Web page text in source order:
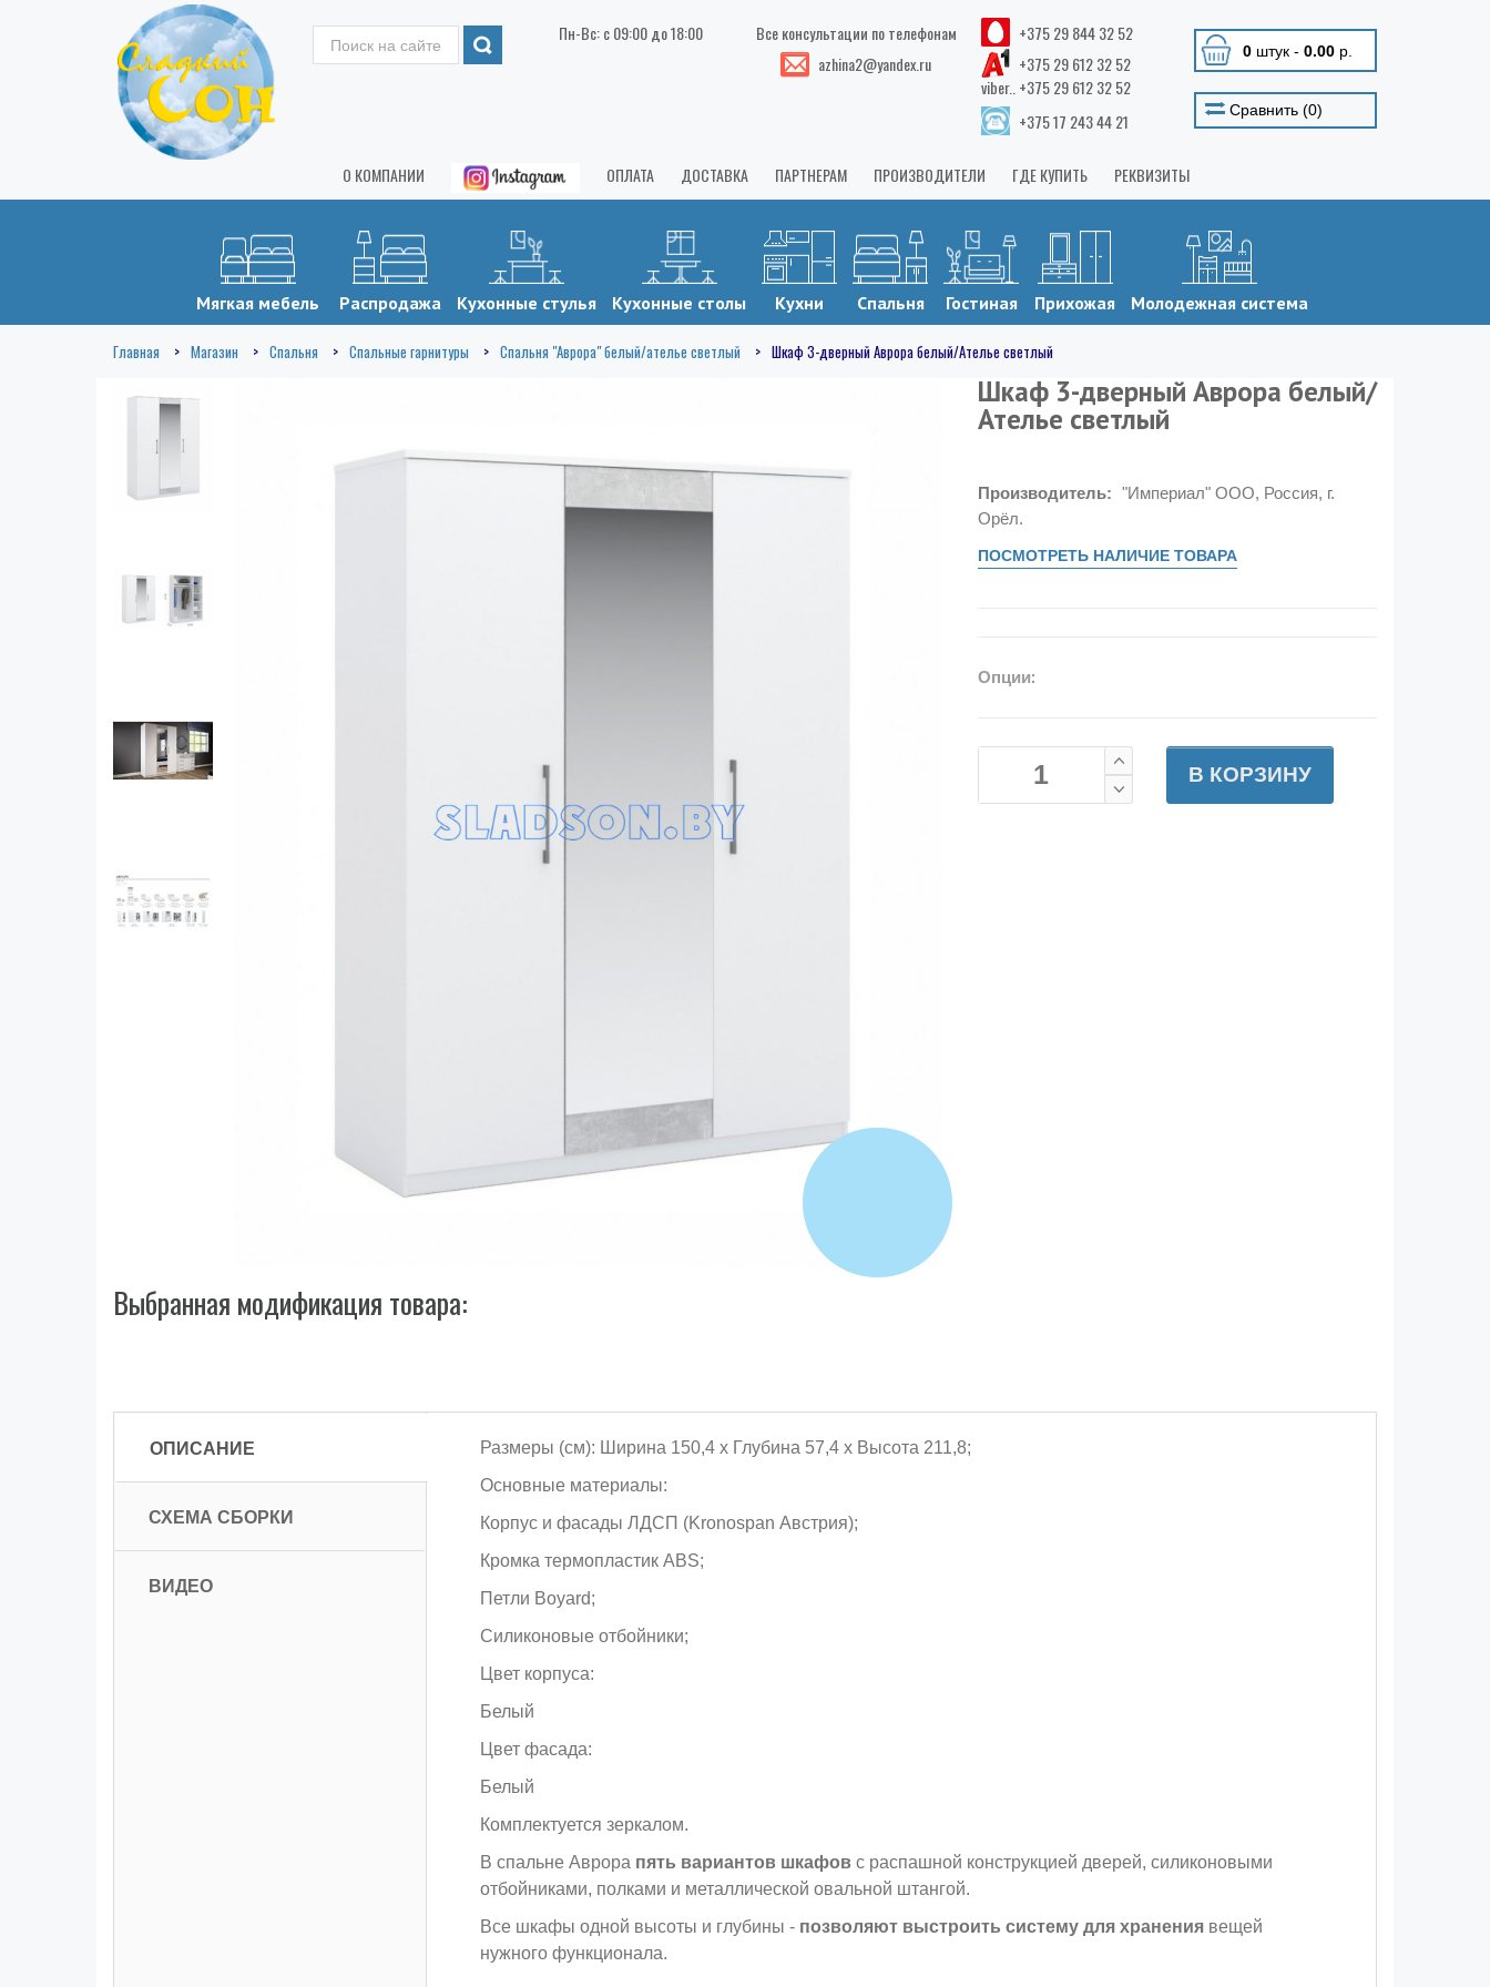
Пн-Вс: с 09:00 до 18:00
Все консультации по телефонам
azhina2@yandex.ru
+375 29 844 32 52
+375 29 612 32 52
viber.. +375 29 612 32 52
+375 17 243 44 21
0штук - 0.00р.
Сравнить (0)
О КОМПАНИИ ОПЛАТА ДОСТАВКА ПАРТНЕРАМ ПРОИЗВОДИТЕЛИ ГДЕ КУПИТЬ РЕКВИЗИТЫ
Мягкая мебель Распродажа Кухонные стулья Кухонные столы Кухни Спальня Гостиная Прихожая Молодежная система
Главная Магазин Спальня Спальные гарнитуры Спальня "Аврора" белый/ателье светлый Шкаф 3-дверный Аврора белый/Ателье светлый
Выбранная модификация товара:
Шкаф 3-дверный Аврора белый/
Ателье светлый
Производитель: "Империал" ООО, Россия, г.
Орёл.
ПОСМОТРЕТЬ НАЛИЧИЕ ТОВАРА
Опции:
В КОРЗИНУ
ОПИСАНИЕ
СХЕМА СБОРКИ
ВИДЕО
Размеры (см): Ширина 150,4 х Глубина 57,4 х Высота 211,8;
Основные материалы:
Корпус и фасады ЛДСП (Kronospan Австрия);
Кромка термопластик ABS;
Петли Boyard;
Силиконовые отбойники;
Цвет корпуса:
Белый
Цвет фасада:
Белый
Комплектуется зеркалом.
В спальне Аврора пять вариантов шкафов с распашной конструкцией дверей, силиконовыми
отбойниками, полками и металлической овальной штангой.
Все шкафы одной высоты и глубины - позволяют выстроить систему для хранения вещей
нужного функционала.